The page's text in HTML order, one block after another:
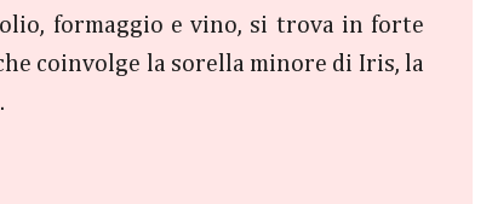
formaggio e vino, si trova in forte
coinvolge la sorella minore di Iris, la